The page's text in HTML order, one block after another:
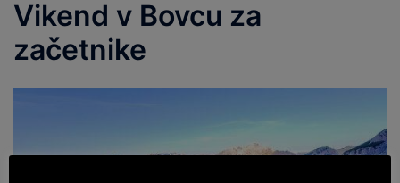
Vikend v Bovcu za
začetnike